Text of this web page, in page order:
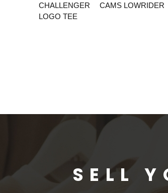
CHALLENGER CAMS LOWRIDER
LOGO TEE
SELL